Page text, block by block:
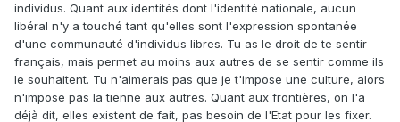
individus. Quant aux identités dont l'identité nationale, aucun
libéral n'y a touché tant qu'elles sont l'expression spontanée
d'une communauté d'individus libres. Tu as le droit de te sentir
français, mais permet au moins aux autres de se sentir comme ils
le souhaitent. Tu n'aimerais pas que je t'impose une culture, alors
n'impose pas la tienne aux autres. Quant aux frontières, on l'a
déjà dit, elles existent de fait, pas besoin de l'Etat pour les fixer.